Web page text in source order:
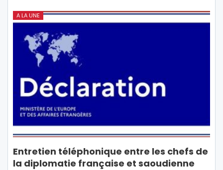
A LA UNE
Entretien téléphonique entre les chefs de
la diplomatie française et saoudienne